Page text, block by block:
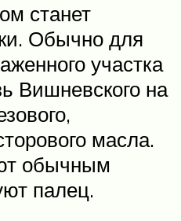
станет
Обычно для
участка
Вишневского на
масла.
обычным
палец.